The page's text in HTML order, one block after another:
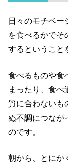
日々のモチベ
を食べるかでそ
するということ
食べるものや食
まったり、食
質に合わないも
ぬ不調につなが
のです。
朝から、とにか